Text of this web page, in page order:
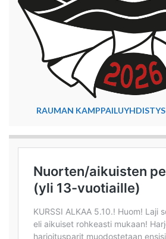
RAUMAN